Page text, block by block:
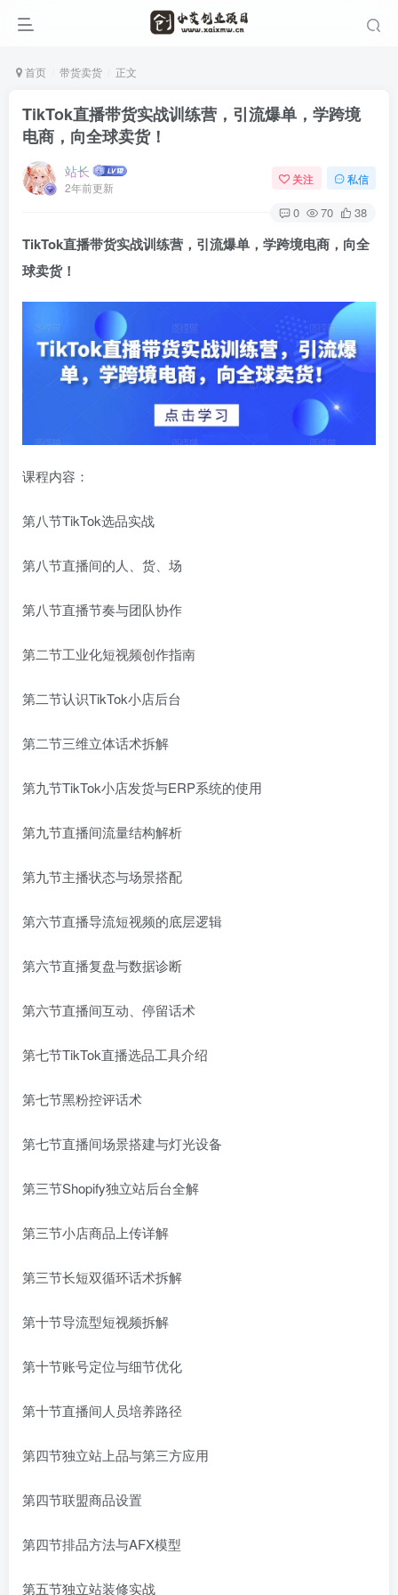
首页 带货卖货 正文
TikTok直播带货实战训练营，引流爆单，学跨境
电商，向全球卖货！
站长
2年前更新
关注 私信
0 70 38
TikTok直播带货实战训练营 ，引流爆单，学跨境电商，向全
球卖货！
课程内容：
第八节TikTok选品实战
第八节直播间的人、货、场
第八节直播节奏与团队协作
第二节工业化短视频创作指南
第二节认识TikTok小店后台
第二节三维立体话术拆解
第九节TikTok小店发货与ERP系统的使用
第九节直播间流量结构解析
第九节主播状态与场景搭配
第六节直播导流短视频的底层逻辑
第六节直播复盘与数据诊断
第六节直播间互动、停留话术
第七节TikTok直播选品工具介绍
第七节黑粉控评话术
第七节直播间场景搭建与灯光设备
第三节Shopify独立站后台全解
第三节小店商品上传详解
第三节长短双循环话术拆解
第十节导流型短视频拆解
第十节账号定位与细节优化
第十节直播间人员培养路径
第四节独立站上品与第三方应用
第四节联盟商品设置
第四节排品方法与AFX模型
第五节独立站装修实战